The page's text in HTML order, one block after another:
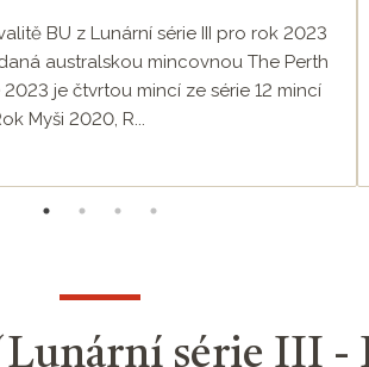
BU z Lunární série III pro rok 2023
australskou mincovnou The Perth
2023 je čtvrtou mincí ze série 12 mincí
Myši 2020, R...
série III -